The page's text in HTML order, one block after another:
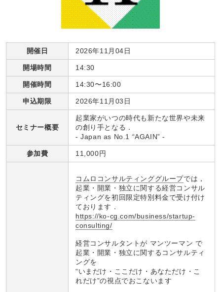
開催日 2026年11月04日
開場時間 14:30
開催時間 14:30〜16:00
申込期限 2026年11月03日
セミナー概要
起業家がいつの時代も新たな世界や未来
の創り手となる．
‐ Japan as No.1 “AGAIN” ‐
参加費 11,000円
コムロコンサルティンググループでは，
起業・開業・独立に関する経営コンサル
ティングを初回限定特別料金で受け付け
ております．
https://ko-cg.com/business/startup-
consulting/
経営コンサルタントが マンツーマン で
起業・開業・独立に関するコンサルティ
ングを
“いまだけ・ここだけ・あなただけ・こ
れだけ”の視点でおこないます